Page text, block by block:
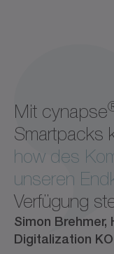
Mit cynapse
Smartpacks
how des
unseren
Verfügung
Simon Brehmer,
Digitalization